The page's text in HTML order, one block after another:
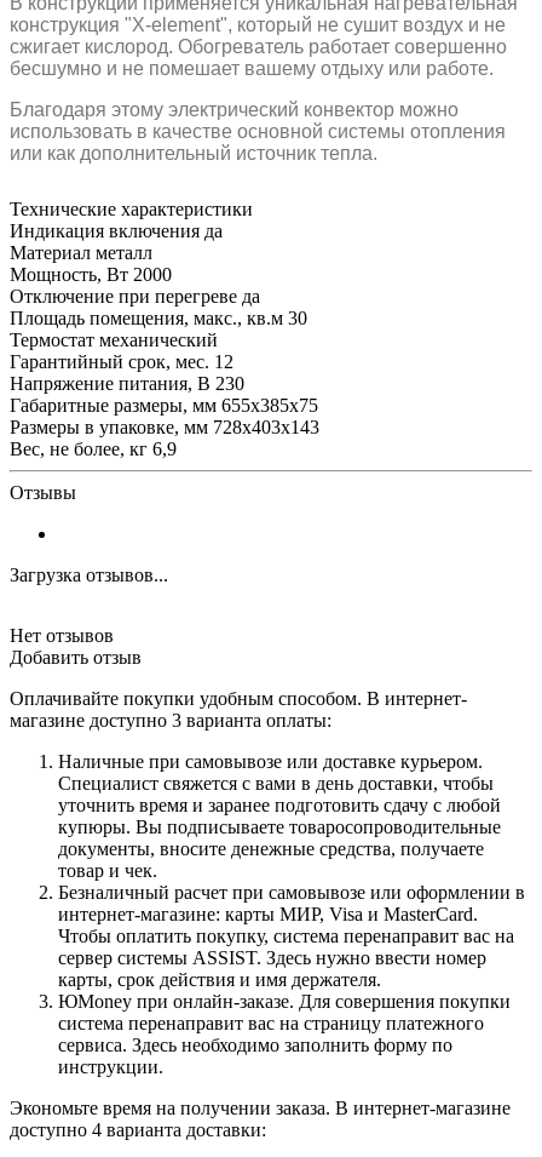
конструкция "Х-element", который не сушит воздух и не
сжигает кислород. Обогреватель работает совершенно
бесшумно и не помешает вашему отдыху или работе.
Благодаря этому электрический конвектор можно
использовать в качестве основной системы отопления
или как дополнительный источник тепла.
Технические характеристики
Индикация включения да
Материал металл
Мощность, Вт 2000
Отключение при перегреве да
Площадь помещения, макс., кв.м 30
Термостат механический
Гарантийный срок, мес. 12
Напряжение питания, В 230
Габаритные размеры, мм 655х385х75
Размеры в упаковке, мм 728х403х143
Вес, не более, кг 6,9
Отзывы
Загрузка отзывов...
Нет отзывов
Добавить отзыв
Оплачивайте покупки удобным способом. В интернет-
магазине доступно 3 варианта оплаты:
Наличные при самовывозе или доставке курьером.
Специалист свяжется с вами в день доставки, чтобы
уточнить время и заранее подготовить сдачу с любой
купюры. Вы подписываете товаросопроводительные
документы, вносите денежные средства, получаете
товар и чек.
Безналичный расчет при самовывозе или оформлении в
интернет-магазине: карты МИР, Visa и MasterCard.
Чтобы оплатить покупку, система перенаправит вас на
сервер системы ASSIST. Здесь нужно ввести номер
карты, срок действия и имя держателя.
ЮMoney при онлайн-заказе. Для совершения покупки
система перенаправит вас на страницу платежного
сервиса. Здесь необходимо заполнить форму по
инструкции.
Экономьте время на получении заказа. В интернет-магазине
доступно 4 варианта доставки: